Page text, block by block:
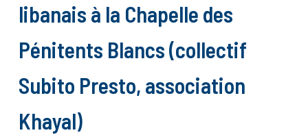
libanais à la Chapelle des
Pénitents Blancs (collectif
Subito Presto, association
Khayal)